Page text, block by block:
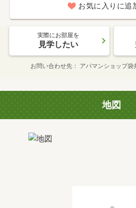
お気に入りに追
実際にお部屋を
見学したい
お問い合わせ先 アパマンショップ
地図